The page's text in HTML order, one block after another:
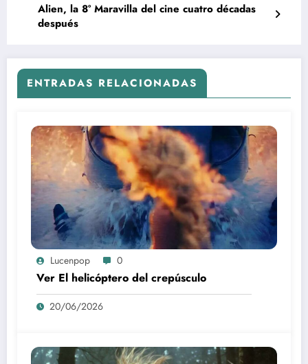
Alien, la 8° Maravilla del cine cuatro décadas
después
ENTRADAS RELACIONADAS
Lucenpop 0
Ver El helicóptero del crepúsculo
20/06/2026